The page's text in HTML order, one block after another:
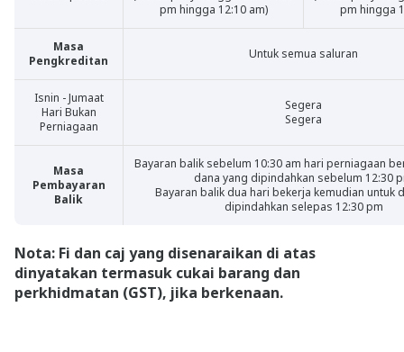
pm hingga 12:10 am)
pm hingga
Masa
Pengkreditan
Untuk semua saluran
Isnin - Jumaat
Hari Bukan
Perniagaan
Segera
Segera
Masa
Pembayaran
Balik
Bayaran balik sebelum 10:30 am hari perniagaan
dana yang dipindahkan sebelum 12:30
Bayaran balik dua hari bekerja kemudian untuk
dipindahkan selepas 12:30 pm
Nota: Fi dan caj yang disenaraikan di atas
dinyatakan termasuk cukai barang dan
perkhidmatan (GST), jika berkenaan.